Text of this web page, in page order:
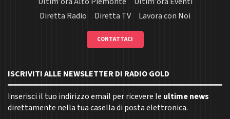
Diretta Radio
Diretta TV Lavora con Noi
CONTATTACI
ISCRIVITI ALLE NEWSLETTER DI RADIO GOLD
Inserisci il tuo indirizzo email per ricevere le ultime news
direttamente nella tua casella di posta elettronica.